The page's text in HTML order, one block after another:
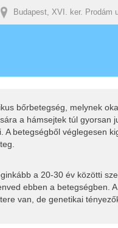
Budapest, XVI. ker. Prodám
bőrbetegség, melynek
a hámsejtek túl gyorsan
A betegségből véglegesen
a 20-30 év közötti
ebben a betegségben.
van, de genetikai